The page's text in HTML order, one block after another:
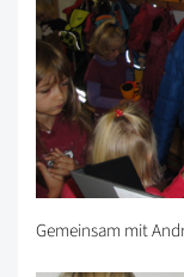
Gemeinsam mit